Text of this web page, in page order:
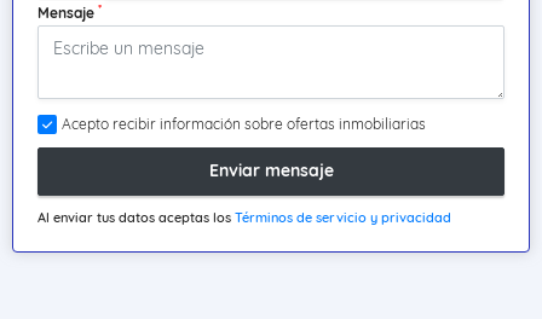
Mensaje *
Acepto recibir información sobre ofertas inmobiliarias
Enviar mensaje
Al enviar tus datos aceptas los Términos de servicio y privacidad